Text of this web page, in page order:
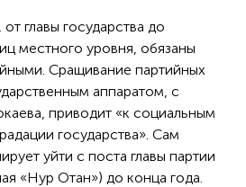
главы государства до
местного уровня, обязаны
Сращивание партийных
аппаратом, с
приводит «к социальным
государства». Сам
уйти с поста главы партии
«Нур Отан») до конца года.